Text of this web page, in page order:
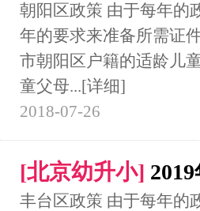
朝阳区政策 由于每年的
年的要求来准备所需证
市朝阳区户籍的适龄儿
童父母...[详细]
2018-07-26
[北京幼升小]
丰台区政策 由于每年的